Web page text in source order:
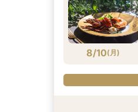
8/9(日)
8/9(日)
8/9(日)
8/9(日)
8/10( 月)